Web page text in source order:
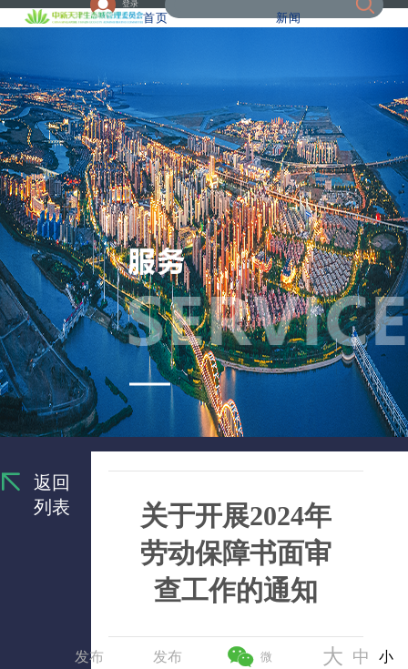
登录
首页 新闻
返回
列表
关于开展2024年
劳动保障书面审
查工作的通知
发布 发布 微 大 中 小